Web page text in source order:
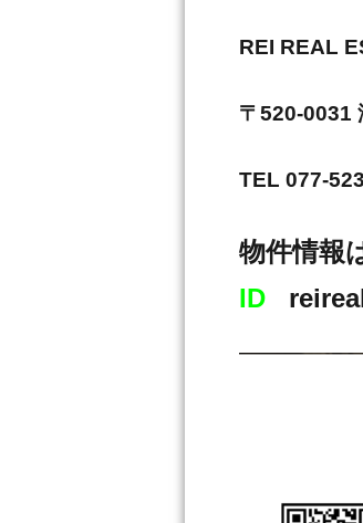
REI REAL
〒520-0031
TEL 077-
物件情報
ID